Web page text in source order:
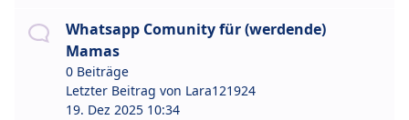
Whatsapp Comunity für (werdende)
Mamas
0 Beiträge
Letzter Beitrag von Lara121924
19. Dez 2025 10:34